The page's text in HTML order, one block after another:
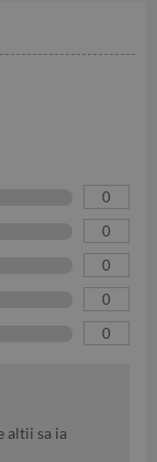
0
0
0
0
0
altii sa ia